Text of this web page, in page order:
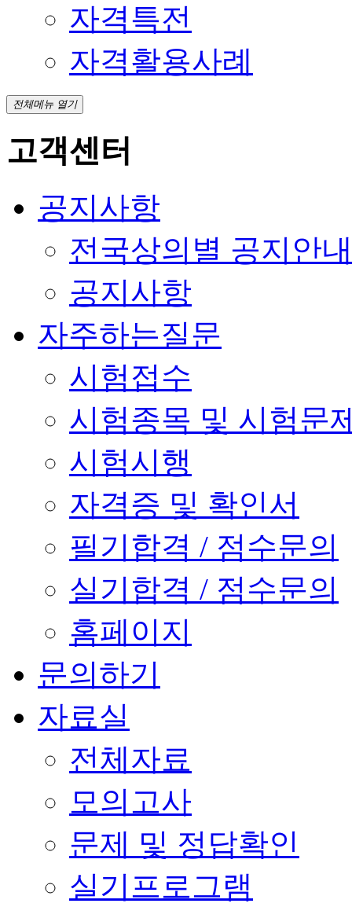
자격특전
자격활용사례
전체메뉴 열기
고객센터
공지사항
전국상의별 공지안내
공지사항
자주하는질문
시험접수
시험종목 및 시험문
시험시행
자격증 및 확인서
필기합격 / 점수문의
실기합격 / 점수문의
홈페이지
문의하기
자료실
전체자료
모의고사
문제 및 정답확인
실기프로그램